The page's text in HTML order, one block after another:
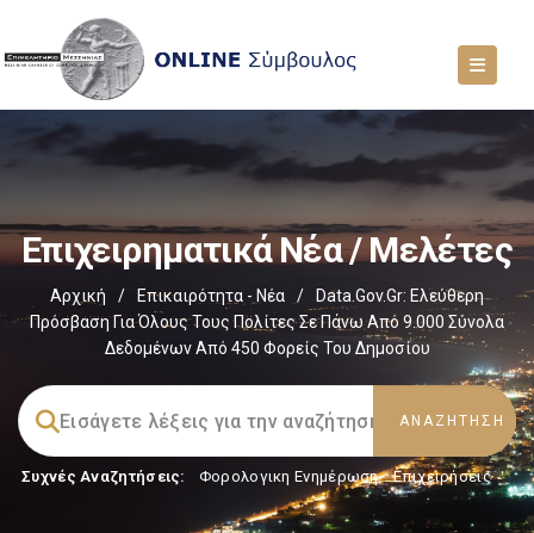
Επιχειρηματικά Νέα / Μελέτες
Αρχική / Επικαιρότητα - Νέα /
Data.gov.gr: Ελεύθερη
Πρόσβαση Για Όλους Τους Πολίτες Σε Πάνω Από 9.000 Σύνολα
Δεδομένων Από 450 Φορείς Του Δημοσίου
Συχνές Αναζητήσεις: Φορολογικη Ενημέρωση, Επιχειρήσεις